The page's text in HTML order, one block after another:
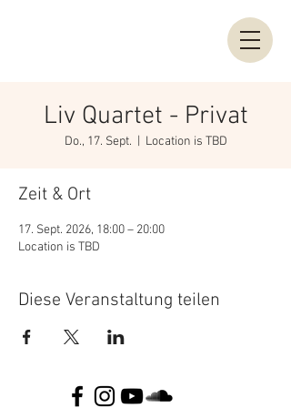
Liv Quartet - Privat
Do., 17. Sept. Location is TBD
Zeit & Ort
17. Sept. 2026, 18:00 – 20:00
Location is TBD
Diese Veranstaltung teilen